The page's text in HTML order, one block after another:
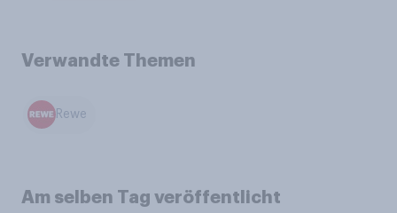
Verwandte Themen
Rewe
Am selben Tag veröffentlicht